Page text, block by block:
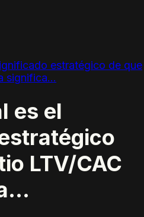
estratégico de que
significa...
es el
LTV/CAC